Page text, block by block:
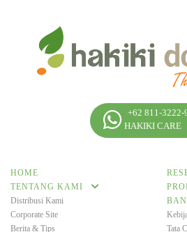
+62 811-3222-
HAKIKI CARE
HOME
TENTANG KAMI
Distribusi Kami
Corporate Site
Berita & Tips
Tata